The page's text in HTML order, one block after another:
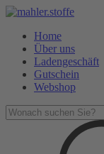
Home
Über uns
Ladengeschäft
Gutschein
Webshop